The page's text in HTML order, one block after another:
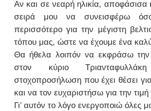
Αν και σε νεαρή ηλικία, αποφάσισα
σειρά μου να συνεισφέρω
περισσότερο για την μέγιστη
τόπου μας, ώστε να έχουμε ένα
Θα ήθελα λοιπόν να εκφράσω την
στον κύριο
στοχοπροσήλωση που έχει θέσει
και να τον ευχαριστήσω για την
Γι’ αυτόν το λόγο ενεργοποιώ όλες